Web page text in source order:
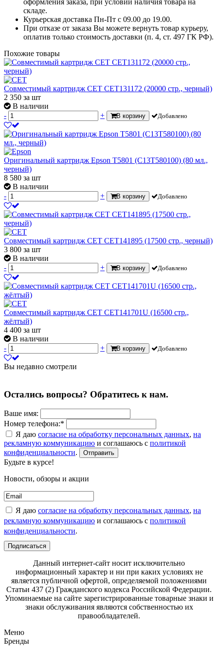
складе.
Курьерская доставка Пн-Пт с 09.00 до 19.00.
При отказе от заказа Вы можете вернуть товар курьеру,
оплатив только стоимость доставки (п. 4, ст. 497 ГК РФ).
Похожие товары
Совместимый картридж CET CET131172 (20000 стр., черный)
2 350 за шт
В наличии
-
+ В корзину Добавлено
Оригинальный картридж Epson T5801 (C13T580100) (80 мл.,
черный)
8 580 за шт
В наличии
-
+ В корзину Добавлено
Совместимый картридж CET CET141895 (17500 стр., черный)
3 800 за шт
В наличии
-
+ В корзину Добавлено
Совместимый картридж CET CET141701U (16500 стр.,
жёлтый)
4 400 за шт
В наличии
-
+ В корзину Добавлено
Вы недавно смотрели
Остались вопросы? Обратитесь к нам.
Ваше имя:
Номер телефона:*
Я даю согласие на обработку персональных данных, на
рекламную коммуникацию и соглашаюсь с политикой
конфиденциальности. Отправить
Будьте в курсе!
Новости, обзоры и акции
Я даю согласие на обработку персональных данных, на
рекламную коммуникацию и соглашаюсь с политикой
конфиденциальности.
Подписаться
Данный интернет-сайт носит исключительно
информационный характер и ни при каких условиях не
является публичной офертой, определяемой положениями
Статьи 437 (2) Гражданского кодекса Российской Федерации.
Упоминаемые на сайте зарегистрированные товарные знаки и
знаки обслуживания являются собственностью их
правообладателей.
Меню
Бренды